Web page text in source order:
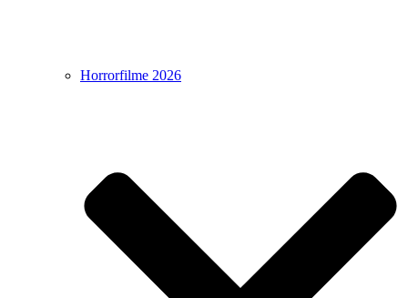
Horrorfilme 2026